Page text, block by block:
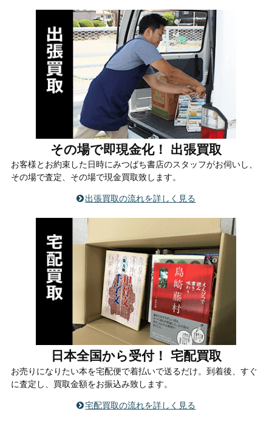
その場で即現金化！ 出張買取
お客様とお約束した日時にみつばち書店のスタッフがお伺いし、
その場で査定、その場で現金買取致します。
出張買取の流れを詳しく見る
日本全国から受付！ 宅配買取
お売りになりたい本を宅配便で着払いで送るだけ。到着後、すぐ
に査定し、買取金額をお振込み致します。
宅配買取の流れを詳しく見る